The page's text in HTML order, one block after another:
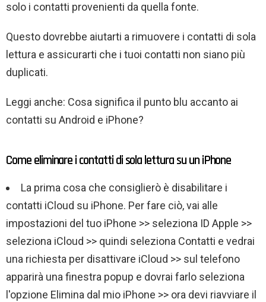
solo i contatti provenienti da quella fonte.
Questo dovrebbe aiutarti a rimuovere i contatti di sola
lettura e assicurarti che i tuoi contatti non siano più
duplicati.
Leggi anche: Cosa significa il punto blu accanto ai
contatti su Android e iPhone?
Come eliminare i contatti di sola lettura su un iPhone
La prima cosa che consiglierò è disabilitare i
contatti iCloud su iPhone. Per fare ciò, vai alle
impostazioni del tuo iPhone >> seleziona ID Apple >>
seleziona iCloud >> quindi seleziona Contatti e vedrai
una richiesta per disattivare iCloud >> sul telefono
apparirà una finestra popup e dovrai farlo seleziona
l'opzione Elimina dal mio iPhone >> ora devi riavviare il